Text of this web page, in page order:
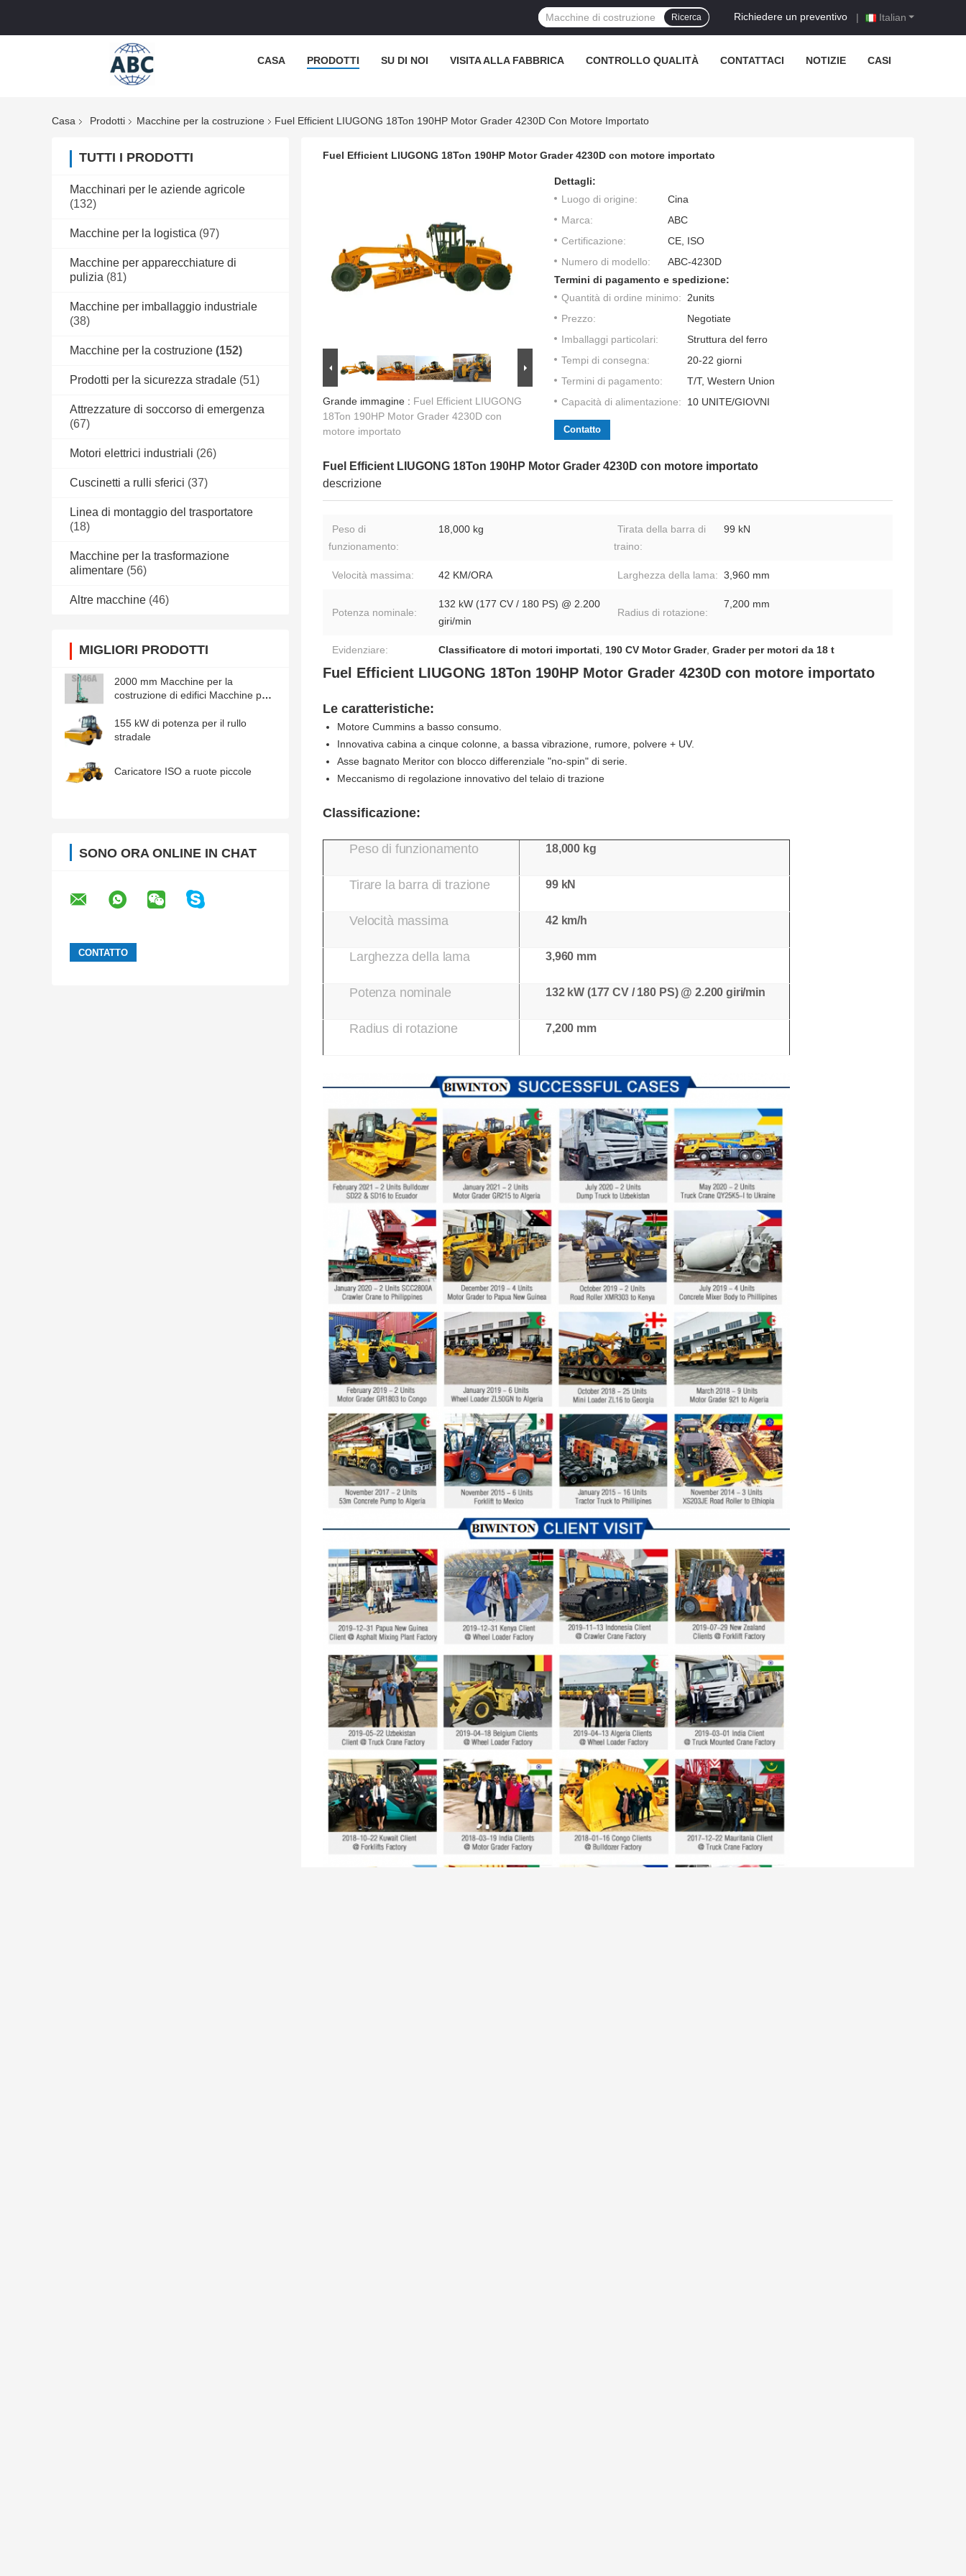
Italian
Richiedere un preventivo |
Ricerca
CASA PRODOTTI SU DI NOI VISITA ALLA FABBRICA CONTROLLO QUALITÀ CONTATTACI NOTIZIE CASI
Casa Prodotti Macchine per la costruzione Fuel Efficient LIUGONG 18Ton 190HP Motor Grader 4230D Con Motore Importato
TUTTI I PRODOTTI
Macchinari per le aziende agricole
(132)
Macchine per la logistica (97)
Macchine per apparecchiature di
pulizia (81)
Macchine per imballaggio industriale
(38)
Macchine per la costruzione (152)
Prodotti per la sicurezza stradale (51)
Attrezzature di soccorso di emergenza
(67)
Motori elettrici industriali (26)
Cuscinetti a rulli sferici (37)
Linea di montaggio del trasportatore
(18)
Macchine per la trasformazione
alimentare (56)
Altre macchine (46)
MIGLIORI PRODOTTI
2000 mm Macchine per la
costruzione di edifici Macchine per
155 kW di potenza per il rullo
stradale
Caricatore ISO a ruote piccole
SONO ORA ONLINE IN CHAT
Fuel Efficient LIUGONG 18Ton 190HP Motor Grader 4230D con motore importato
Grande immagine : Fuel Efficient LIUGONG
18Ton 190HP Motor Grader 4230D con
motore importato
Dettagli:
Luogo di origine:
Cina
Marca:
ABC
Certificazione:
CE, ISO
Numero di modello:
ABC-4230D
Termini di pagamento e spedizione:
Quantità di ordine minimo: 2units
Prezzo:
Negotiate
Imballaggi particolari:
Struttura del ferro
Tempi di consegna:
20-22 giorni
Termini di pagamento:
T/T, Western Union
Capacità di alimentazione:
10 UNITE/GIOVNI
Contatto
Fuel Efficient LIUGONG 18Ton 190HP Motor Grader 4230D con motore importato
descrizione
Peso di
funzionamento:
18,000 kg
Tirata della barra di
traino:
99 kN
Velocità massima: 42 KM/ORA Larghezza della lama: 3,960 mm
Potenza nominale:
132 kW (177 CV / 180 PS) @ 2.200
giri/min
Radius di rotazione:
7,200 mm
Evidenziare: Classificatore di motori importati, 190 CV Motor Grader, Grader per motori da 18 t
Fuel Efficient LIUGONG 18Ton 190HP Motor Grader 4230D con motore importato
Le caratteristiche:
Motore Cummins a basso consumo.
Innovativa cabina a cinque colonne, a bassa vibrazione, rumore, polvere + UV.
Asse bagnato Meritor con blocco differenziale "no-spin" di serie.
Meccanismo di regolazione innovativo del telaio di trazione
Classificazione:
Peso di funzionamento 18,000 kg
Tirare la barra di trazione 99 kN
Velocità massima 42 km/h
Larghezza della lama 3,960 mm
Potenza nominale 132 kW (177 CV / 180 PS) @ 2.200 giri/min
Radius di rotazione 7,200 mm